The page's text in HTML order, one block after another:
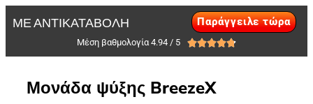
ΜΕ ΑΝΤΙΚΑΤΑΒΟΛΗ Παράγγειλε τώρα
Μέση βαθμολογία 4.94 / 5 
Μονάδα ψύξης BreezeX